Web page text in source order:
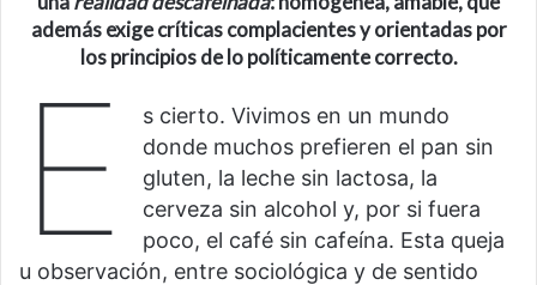
además exigecríticas complacientes y orientadas por
los principios de lo políticamente correcto.
E
s cierto. Vivimos en un mundo
donde muchos prefieren el pan sin
gluten, la leche sin lactosa, la
cerveza sin alcohol y, por si fuera
poco, el café sin cafeína. Esta queja
u observación, entre sociológica y de sentido